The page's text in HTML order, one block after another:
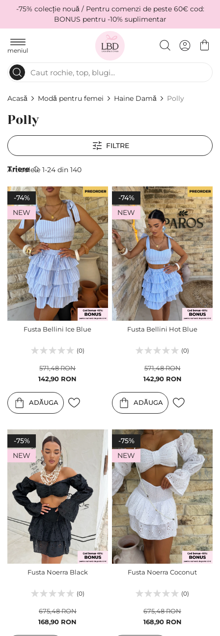
-75% colecție nouă / Pentru comenzi de peste 60€ cod:
BONUS pentru -10% suplimentar
meniul
Acasă Modă pentru femei Haine Damă Polly
Polly
FILTRE
Articolele 1-24 din 140
Тriere
-74%
NEW
Fusta Bellini Ice Blue
(0)
Pret
142,90 RON
571,48 RON
ADĂUGA
-74%
NEW
Fusta Bellini Hot Blue
(0)
Pret
142,90 RON
571,48 RON
ADĂUGA
-75%
NEW
Fusta Noerra Black
(0)
Pret
168,90 RON
675,48 RON
-75%
NEW
Fusta Noerra Coconut
(0)
Pret
168,90 RON
675,48 RON